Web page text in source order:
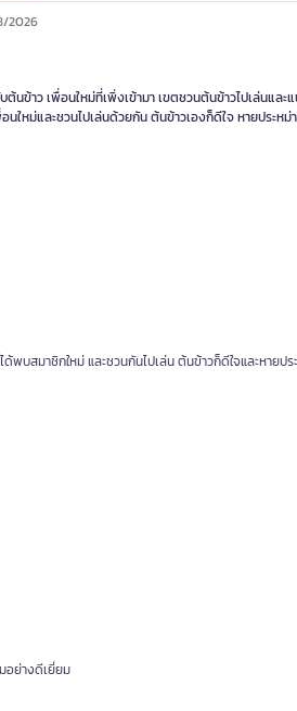
2026
นข้าว เพื่อนใหม่ที่เพิ่งเข้ามา เขตชวนต้นข้าวไปเล่นและแ
หม่และชวนไปเล่นด้วยกัน ต้นข้าวเองก็ดีใจ หายประหม่า
พบสมาชิกใหม่ และชวนกันไปเล่น ต้นข้าวก็ดีใจและหายปร
อย่างดีเยี่ยม